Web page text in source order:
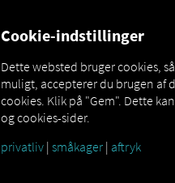
Cookie-indstillinger
Dette websted bruger cookies,
muligt, accepterer du brugen af
cookies. Klik på "Gem". Dette
og cookies-sider.
privatliv | småkager | aftryk